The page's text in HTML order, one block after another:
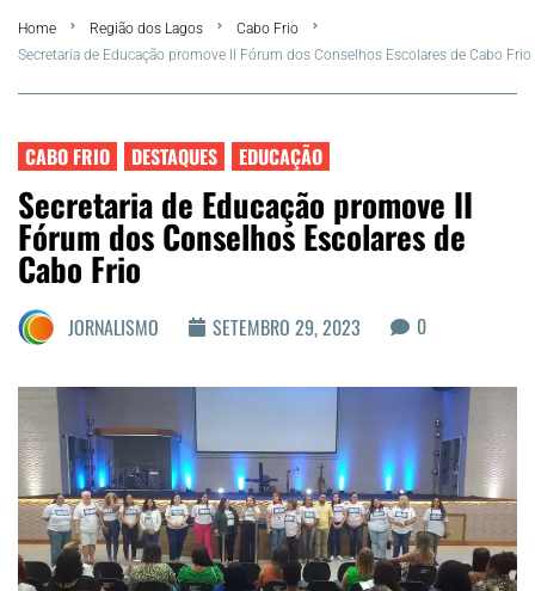
FLA Araru 2026
Região dos Lagos
Agenda Cultural
Colunistas
Home Região dos Lagos
Cabo Frio
Secretaria de Educação promove II Fórum dos Conselhos Escolares de Cabo Frio
CABO FRIO DESTAQUES EDUCAÇÃO
Secretaria de Educação promove II
Fórum dos Conselhos Escolares de
Cabo Frio
JORNALISMO SETEMBRO 29, 2023 0